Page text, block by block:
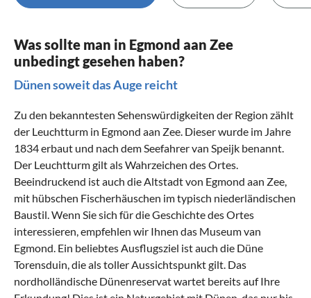
Was sollte man in Egmond aan Zee
unbedingt gesehen haben?
Dünen soweit das Auge reicht
Zu den bekanntesten Sehenswürdigkeiten der Region zählt
der Leuchtturm in Egmond aan Zee. Dieser wurde im Jahre
1834 erbaut und nach dem Seefahrer van Speijk benannt.
Der Leuchtturm gilt als Wahrzeichen des Ortes.
Beeindruckend ist auch die Altstadt von Egmond aan Zee,
mit hübschen Fischerhäuschen im typisch niederländischen
Baustil. Wenn Sie sich für die Geschichte des Ortes
interessieren, empfehlen wir Ihnen das Museum van
Egmond. Ein beliebtes Ausflugsziel ist auch die Düne
Torensduin, die als toller Aussichtspunkt gilt. Das
nordholländische Dünenreservat wartet bereits auf Ihre